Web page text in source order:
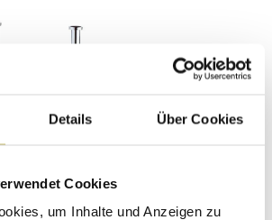
Details Über Cookies
Cookies
um Inhalte und Anzeigen zu
Anschluss Spar-Set f.